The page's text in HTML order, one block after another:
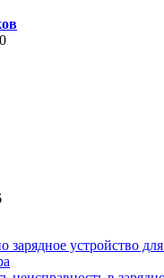
зарядное устройство